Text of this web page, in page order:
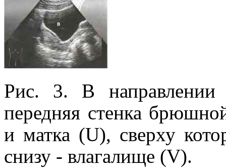
Рис. 3. В направлении
передняя стенка
и матка (U), сверху
снизу - влагали­ще (V).